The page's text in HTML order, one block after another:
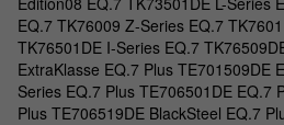
EQ.7 TK76009 Z-Series EQ.7
TK76501DE I-Series EQ.7
ExtraKlasse EQ.7 Plus TE701509DE
Series EQ.7 Plus TE706501DE EQ.7
Plus TE706519DE BlackSteel EQ.7